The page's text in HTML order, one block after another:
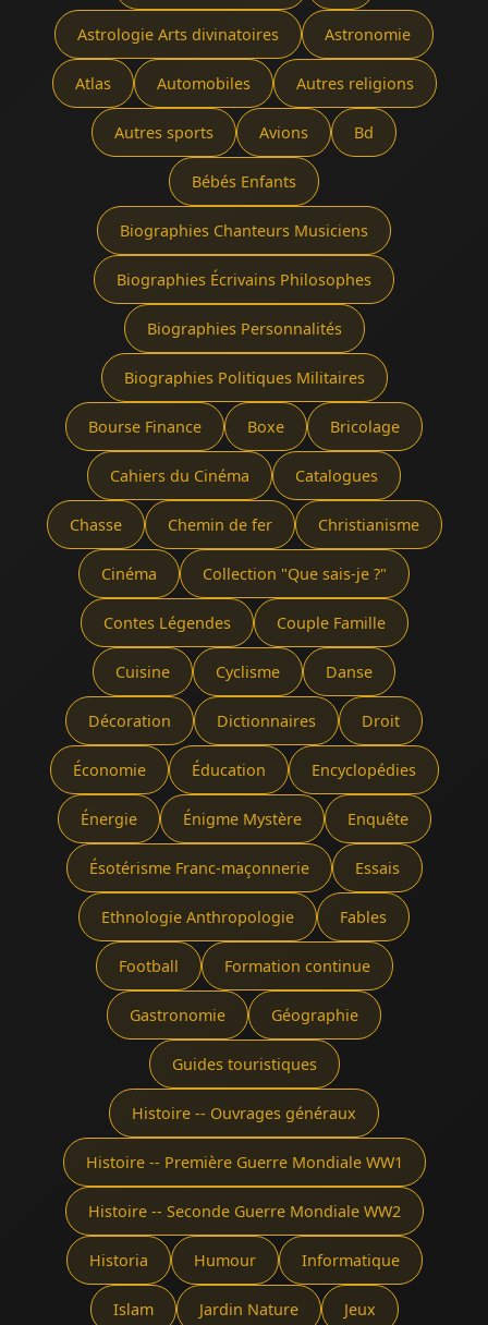
Astrologie Arts divinatoires Astronomie
Atlas Automobiles Autres religions
Autres sports Avions Bd
Bébés Enfants
Biographies Chanteurs Musiciens
Biographies Écrivains Philosophes
Biographies Personnalités
Biographies Politiques Militaires
Bourse Finance Boxe Bricolage
Cahiers du Cinéma Catalogues
Chasse Chemin de fer Christianisme
Cinéma Collection "Que sais-je ?"
Contes Légendes Couple Famille
Cuisine Cyclisme Danse
Décoration Dictionnaires Droit
Économie Éducation Encyclopédies
Énergie Énigme Mystère Enquête
Ésotérisme Franc-maçonnerie Essais
Ethnologie Anthropologie Fables
Football Formation continue
Gastronomie Géographie
Guides touristiques
Histoire -- Ouvrages généraux
Histoire -- Première Guerre Mondiale WW1
Histoire -- Seconde Guerre Mondiale WW2
Historia Humour Informatique
Islam Jardin Nature Jeux